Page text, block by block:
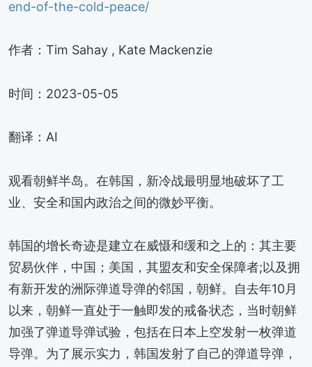
end-of-the-cold-peace/
作者：Tim Sahay , Kate Mackenzie
时间：2023-05-05
翻译：AI
观看朝鲜半岛。在韩国，新冷战最明显地破坏了工
业、安全和国内政治之间的微妙平衡。
韩国的增长奇迹是建立在威慑和缓和之上的：其主要
贸易伙伴，中国；美国，其盟友和安全保障者;以及拥
有新开发的洲际弹道导弹的邻国，朝鲜。自去年10月
以来，朝鲜一直处于一触即发的戒备状态，当时朝鲜
加强了弹道导弹试验，包括在日本上空发射一枚弹道
导弹。为了展示实力，韩国发射了自己的弹道导弹，